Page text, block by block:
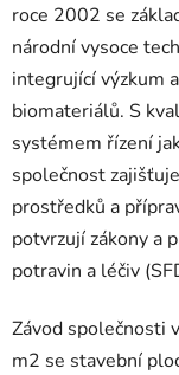
roce 2002 se
národní vysoce
integrující výzkum
biomateriálů. S
systémem řízení
společnost
prostředků a
potvrzují zákony a
potravin a léčiv
Závod společnosti
m2 se stavební